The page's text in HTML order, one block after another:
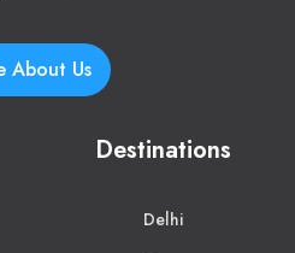
About Us
Destinations
Delhi